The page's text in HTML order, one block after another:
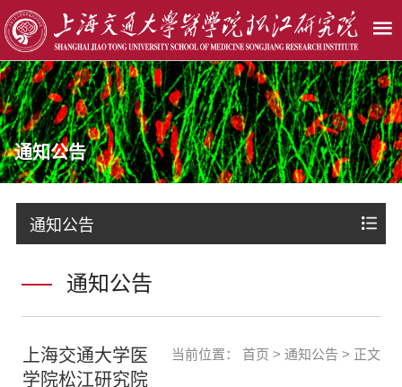
通知公告
通知公告
通知公告
当前位置：首页 >通知公告 > 正文
上海交通大学医
学院松江研究院